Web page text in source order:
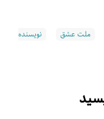
ملت عشق
نویسنده